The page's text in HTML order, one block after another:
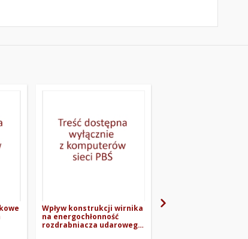
Wpływ konstrukcji wirnika
na energochłonność
rozdrabniacza udarowego